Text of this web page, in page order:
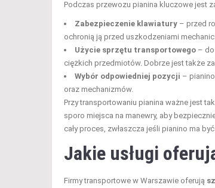
Podczas przewozu pianina kluczowe jest
Zabezpieczenie klawiatury – przed
ochronią ją przed uszkodzeniami
Użycie sprzętu transportowego –
ciężkich przedmiotów. Dobrze jest także
Wybór odpowiedniej pozycji –
oraz mechanizmów.
Przy transportowaniu pianina ważne jest
sporo miejsca na manewry, aby
cały proces, zwłaszcza jeśli pianino ma
Jakie usługi
Firmy transportowe w Warszawie oferują